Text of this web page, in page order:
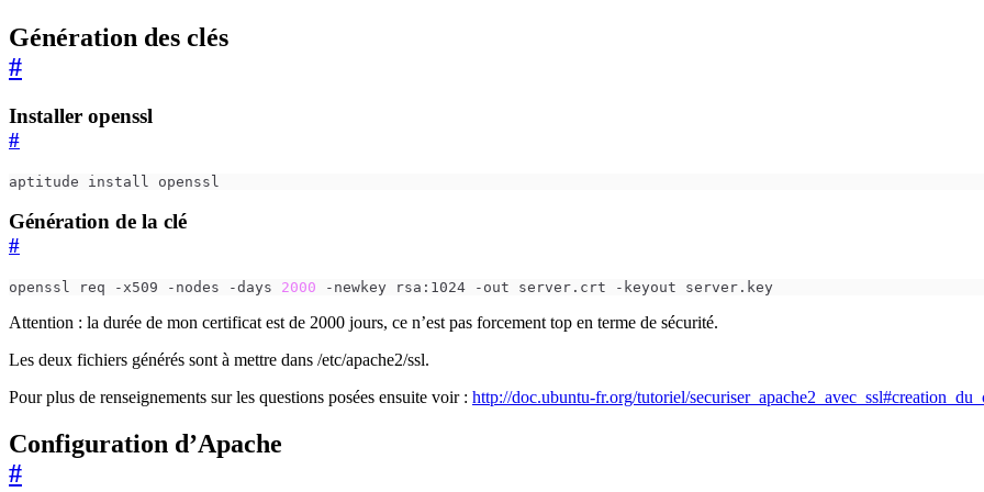
Génération des clés
#
Installer openssl
#
Génération de la clé
#
openssl req -x509 -nodes -days 2000
Attention : la durée de mon certificat est de 2000 jours, ce n’est pas forcement top en terme de sécurité.
Les deux fichiers générés sont à mettre dans /etc/apache2/ssl.
Pour plus de renseignements sur les questions posées ensuite voir : http://doc.ubuntu-fr.org/tutoriel/
Configuration d’Apache
#